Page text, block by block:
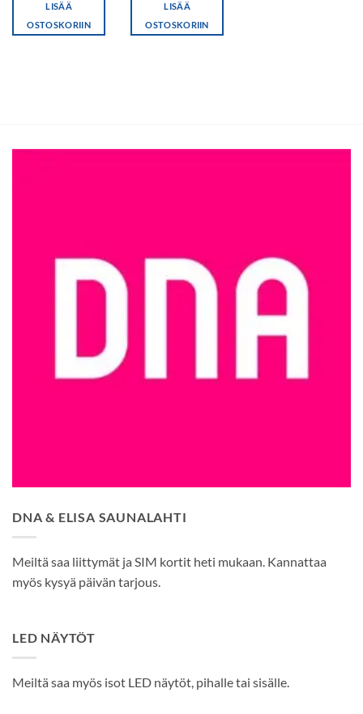
LISÄÄ
OSTOSKORIIN
LISÄÄ
OSTOSKORIIN
DNA & ELISA SAUNALAHTI
Meiltä saa liittymät ja SIM kortit heti mukaan. Kannattaa
myös kysyä päivän tarjous.
LED NÄYTÖT
Meiltä saa myös isot LED näytöt, pihalle tai sisälle.